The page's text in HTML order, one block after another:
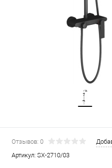
Отзывов: 0
Артикул: SX-2710/03